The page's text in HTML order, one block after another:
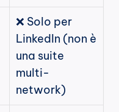
❌ Solo per
LinkedIn (non è
una suite
multi-
network)